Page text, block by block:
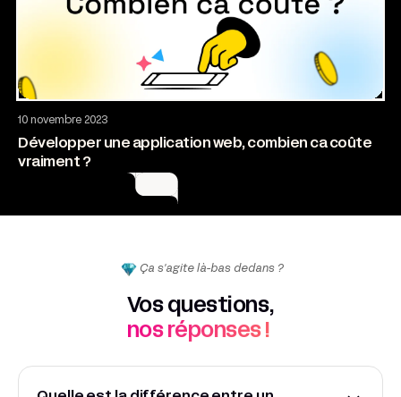
10 novembre 2023
Développer une application web, combien ca coûte
vraiment ?
Ça s'agite là-bas dedans ?
Vos questions,
nos réponses !